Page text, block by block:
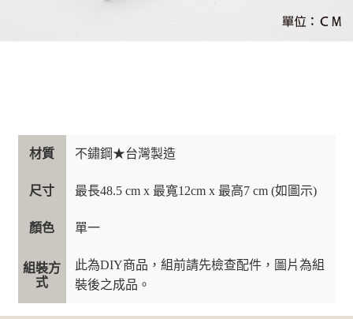
材質 不鏽鋼★台灣製造
尺寸 最長48.5 cm x 最寬12cm x 最高7 cm (如圖示)
顏色 單一
組裝方
式
此為DIY商品，組前請先檢查配件，圖片為組
裝後之成品。